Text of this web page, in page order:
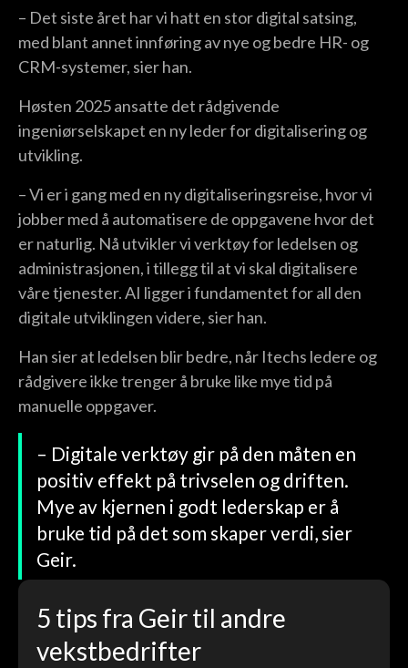
– Det siste året har vi hatt en stor digital satsing,
med blant annet innføring av nye og bedre HR- og
CRM-systemer, sier han.
Høsten 2025 ansatte det rådgivende
ingeniørselskapet en ny leder for digitalisering og
utvikling.
– Vi er i gang med en ny digitaliseringsreise, hvor vi
jobber med å automatisere de oppgavene hvor det
er naturlig. Nå utvikler vi verktøy for ledelsen og
administrasjonen, i tillegg til at vi skal digitalisere
våre tjenester. AI ligger i fundamentet for all den
digitale utviklingen videre, sier han.
Han sier at ledelsen blir bedre, når Itechs ledere og
rådgivere ikke trenger å bruke like mye tid på
manuelle oppgaver.
– Digitale verktøy gir på den måten en
positiv effekt på trivselen og driften.
Mye av kjernen i godt lederskap er å
bruke tid på det som skaper verdi, sier
Geir.
5 tips fra Geir til andre
vekstbedrifter